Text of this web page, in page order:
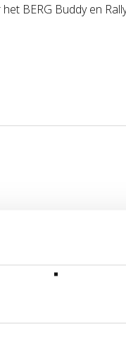
BERG Buddy en